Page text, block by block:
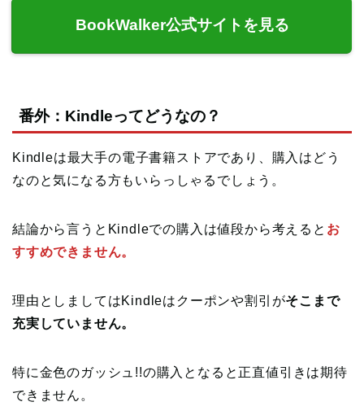
BookWalker公式サイトを見る
番外：Kindleってどうなの？
Kindleは最大手の電子書籍ストアであり、購入はどう
なのと気になる方もいらっしゃるでしょう。
結論から言うとKindleでの購入は値段から考えると お
すすめできません。
理由としましてはKindleはクーポンや割引がそこまで
充実していません。
特に金色のガッシュ!!の購入となると正直値引きは期待
できません。